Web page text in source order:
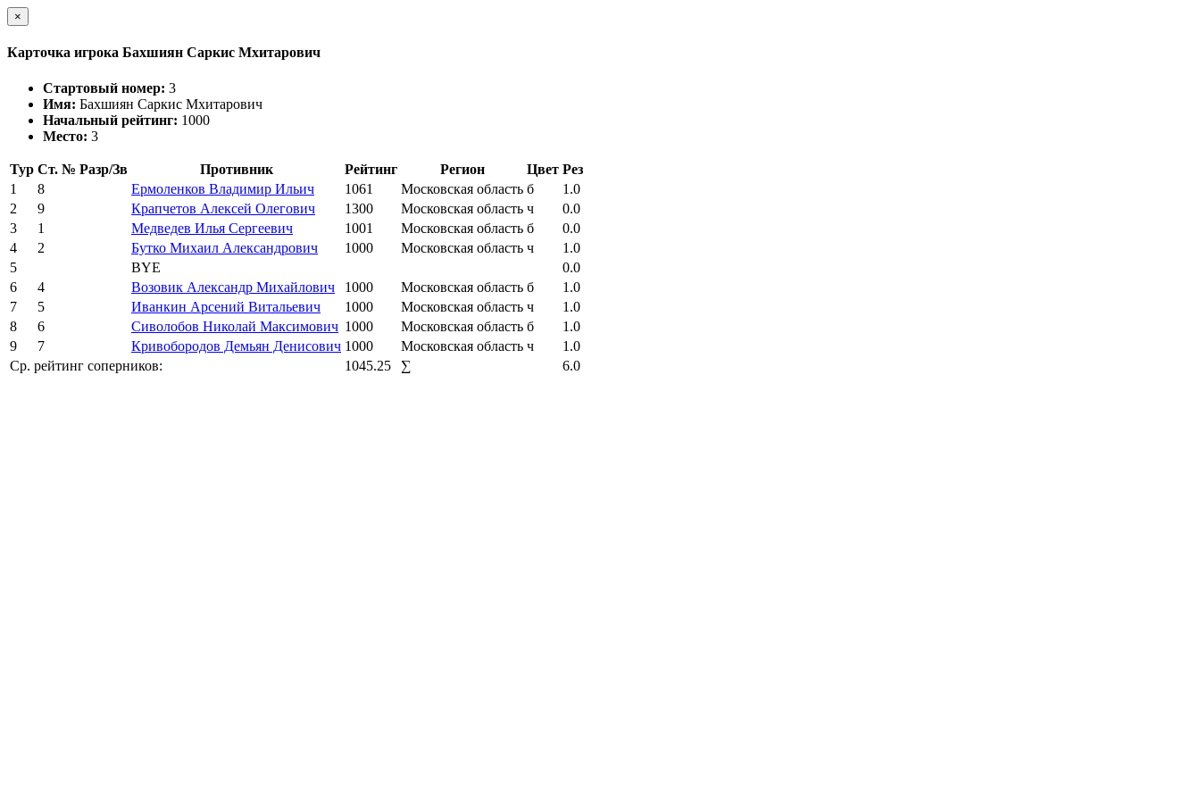
×
Карточка игрока Бахшиян Саркис Мхитарович
Стартовый номер: 3
Имя: Бахшиян Саркис Мхитарович
Начальный рейтинг: 1000
Место: 3
Тур Ст. № Разр/Зв Противник Рейтинг Регион Цвет Рез
1
8 Ермоленков Владимир Ильич 1061 Московская область б
1.0
2
9 Крапчетов Алексей Олегович 1300 Московская область ч
0.0
3
1 Медведев Илья Сергеевич 1001 Московская область б
0.0
4
2 Бутко Михаил Александрович 1000 Московская область ч
1.0
5
BYE
0.0
6
4 Возовик Александр Михайлович 1000 Московская область б
1.0
7
5 Иванкин Арсений Витальевич 1000 Московская область ч
1.0
8
6 Сиволобов Николай Максимович 1000 Московская область б
1.0
9
7 Кривобородов Демьян Денисович 1000 Московская область ч
1.0
Ср. рейтинг соперников:
1045.25 ∑ 6.0